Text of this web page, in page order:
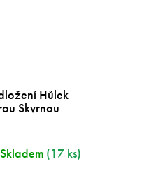
Hůlek
Skvrnou
Skladem (17 ks)